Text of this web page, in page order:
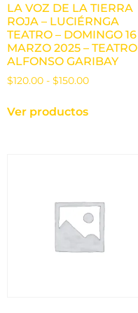
LA VOZ DE LA TIERRA
ROJA – LUCIÉRNGA
TEATRO – DOMINGO 16
MARZO 2025 – TEATRO
ALFONSO GARIBAY
$120.00 - $150.00
Ver productos